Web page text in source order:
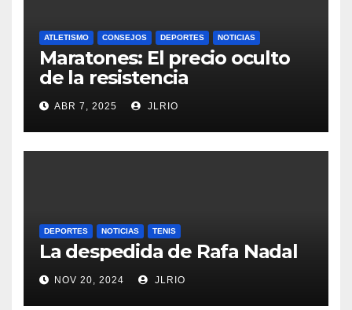
ATLETISMO CONSEJOS DEPORTES NOTICIAS
Maratones: El precio oculto
de la resistencia
ABR 7, 2025 JLRIO
DEPORTES NOTICIAS TENIS
La despedida de Rafa Nadal
NOV 20, 2024 JLRIO